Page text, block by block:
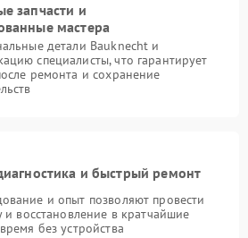
запчасти и
мастера
детали Bauknecht и
специалисты, что гарантирует
ремонта и сохранение
и быстрый ремонт
и опыт позволяют провести
и восстановление в кратчайшие
без устройства